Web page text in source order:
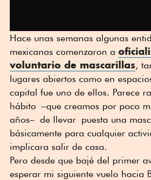
Hace unas semanas algunas
mexicanas comenzaron a
voluntario de mascarillas,
lugares abiertos como en
capital fue uno de ellos. Parece
hábito –que creamos por poco
años– de llevar puesta una
básicamente para cualquier
implicara salir de casa.
Pero desde que bajé del primer
esperar mi siguiente vuelo hacia